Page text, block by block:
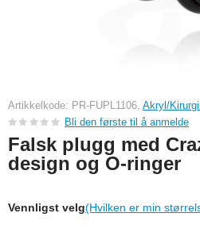
Artikkelkode: PR-FUPL1106, Akryl/
Bli den første til å anmelde
Falsk plugg med
design og O-ringer
Vennligst velg(Hvilken er min